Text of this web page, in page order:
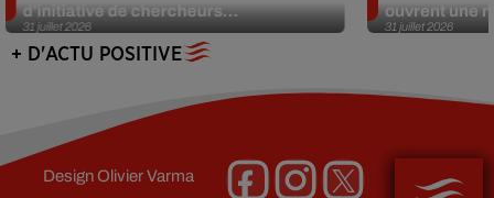
31 juillet 2026
d’initiative de chercheurs...
31 juillet 2026
ouvrent une
+ D'ACTU POSITIVE
DesignOlivier Varma